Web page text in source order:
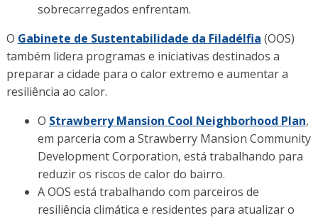
sobrecarregados enfrentam.
O Gabinete de Sustentabilidade da Filadélfia (OOS)
também lidera programas e iniciativas destinados a
preparar a cidade para o calor extremo e aumentar a
resiliência ao calor.
O Strawberry Mansion Cool Neighborhood Plan,
em parceria com a Strawberry Mansion Community
Development Corporation, está trabalhando para
reduzir os riscos de calor do bairro.
A OOS está trabalhando com parceiros de
resiliência climática e residentes para atualizar o